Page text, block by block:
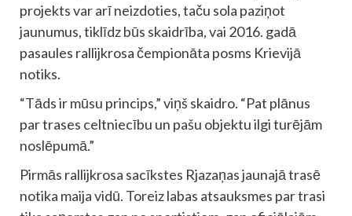
projekts var arī neizdoties, taču sola paziņot
jaunumus, tiklīdz būs skaidrība, vai 2016. gadā
pasaules rallijkrosa čempionāta posms Krievijā
notiks.
“Tāds ir mūsu princips,” viņš skaidro. “Pat plānus
par trases celtniecību un pašu objektu ilgi turējām
noslēpumā.”
Pirmās rallijkrosa sacīkstes Rjazaņas jaunajā trasē
notika maija vidū. Toreiz labas atsauksmes par trasi